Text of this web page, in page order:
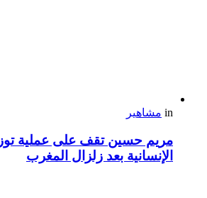
in مشاهير
مريم حسين تقف على عملية
الإنسانية بعد زلزال المغرب